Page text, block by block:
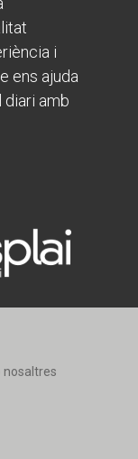
i
ens ajuda
diari amb
nosaltres